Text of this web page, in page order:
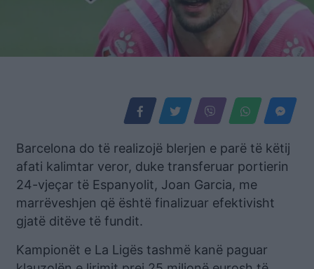
Barcelona do të realizojë blerjen e parë të këtij
afati kalimtar veror, duke transferuar portierin
24-vjeçar të Espanyolit, Joan Garcia, me
marrëveshjen që është finalizuar efektivisht
gjatë ditëve të fundit.
Kampionët e La Ligës tashmë kanë paguar